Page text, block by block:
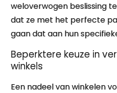
weloverwogen beslissing
dat ze met het perfecte
gaan dat aan hun
Beperktere keuze in
winkels
Een nadeel van winkelen